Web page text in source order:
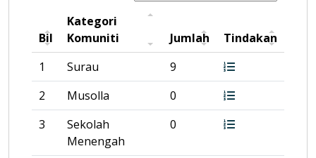
Bil
Kategori
Komuniti
Jumlah
Tindakan
1
Surau
9
2
Musolla
0
3
Sekolah
Menengah
0